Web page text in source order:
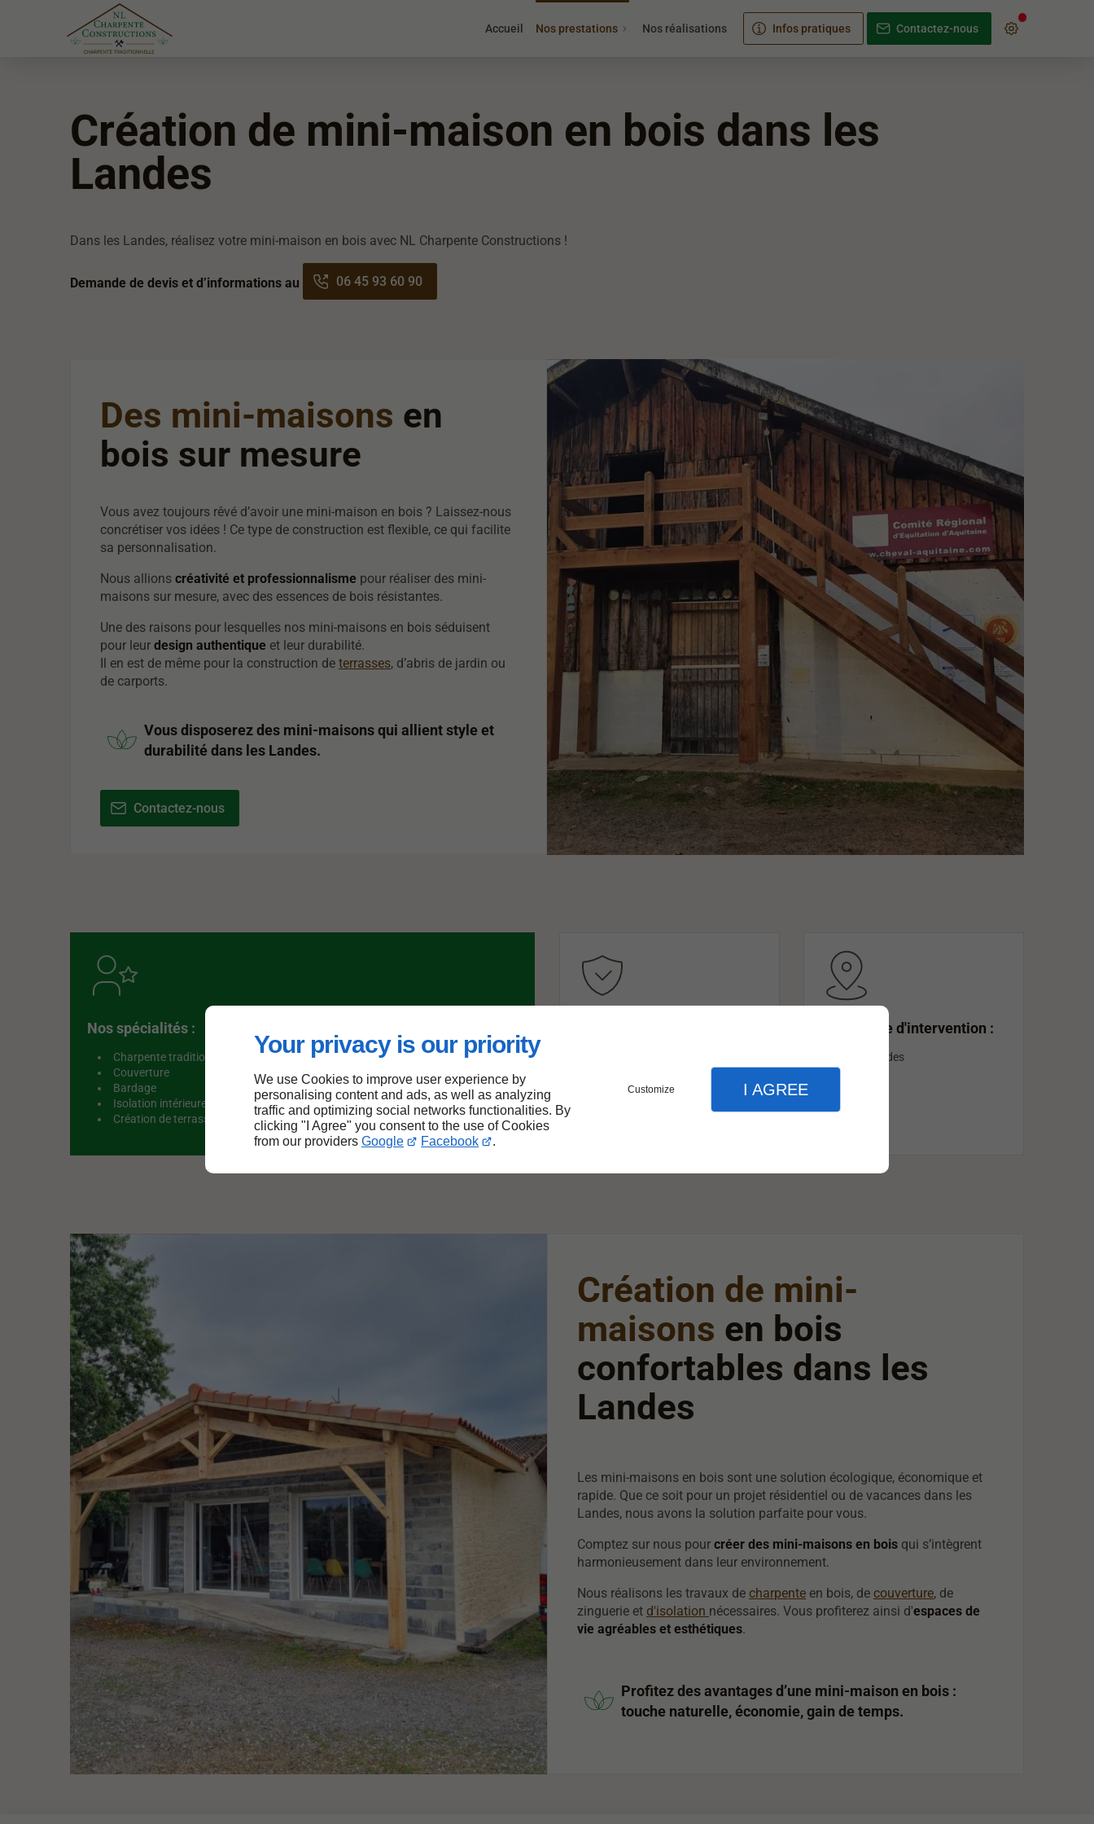
Your privacy is our priority
We use Cookies to improve user experience by
personalising content and ads, as well as analyzing
traffic and optimizing social networks functionalities. By
clicking "I Agree" you consent to the use of Cookies
from our providers Google Facebook .
Customize I AGREE
Accueil Nos prestations Nos réalisations Infos pratiques Contactez-nous
Création de mini-maison en bois dans les
Landes
Dans les Landes, réalisez votre mini-maison en bois avec NL Charpente Constructions !
Demande de devis et d’informations au 06 45 93 60 90
Des mini-maisons en
bois sur mesure
Vous avez toujours rêvé d’avoir une mini-maison en bois ? Laissez-nous
concrétiser vos idées ! Ce type de construction est flexible, ce qui facilite
sa personnalisation.
Nous allions créativité et professionnalisme pour réaliser des mini-
maisons sur mesure, avec des essences de bois résistantes.
Une des raisons pour lesquelles nos mini-maisons en bois séduisent
pour leur design authentique et leur durabilité.
Il en est de même pour la construction de terrasses, d’abris de jardin ou
de carports.
Vous disposerez des mini-maisons qui allient style et
durabilité dans les Landes.
Contactez-nous
Nos spécialités :
Charpente traditionnelle
Couverture
Bardage
Isolation intérieure et extérieure
Création de terrasses et de mini-maisons en bois
Proximité
Notre zone d'intervention :
Les Landes
Création de mini-
maisons en bois
confortables dans les
Landes
Les mini-maisons en bois sont une solution écologique, économique et
rapide. Que ce soit pour un projet résidentiel ou de vacances dans les
Landes, nous avons la solution parfaite pour vous.
Comptez sur nous pourcréer des mini-maisons en bois qui s’intègrent
harmonieusement dans leur environnement.
Nous réalisons les travaux decharpente en bois, decouverture, de
zinguerie et d'isolation nécessaires. Vous profiterez ainsi d'espaces de
vie agréables et esthétiques.
Profitez des avantages d’une mini-maison en bois :
touche naturelle, économie, gain de temps.